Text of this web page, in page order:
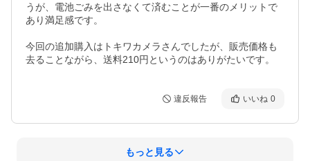
うが、電池ごみを出さなくて済むことが一番のメリットで
あり満足感です。
今回の追加購入はトキワカメラさんでしたが、販売価格も
去ることながら、送料210円というのはありがたいです。
違反報告 いいね 0
もっと見る